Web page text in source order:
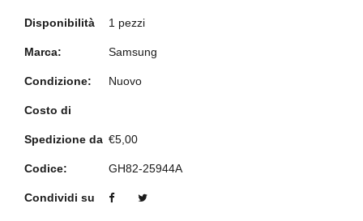
Disponibilità 1 pezzi
Marca: Samsung
Condizione: Nuovo
Costo di
Spedizione da €5,00
Codice: GH82-25944A
Condividi su